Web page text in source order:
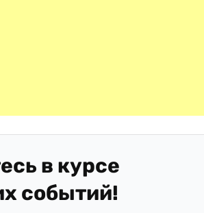
в курсе
событий!